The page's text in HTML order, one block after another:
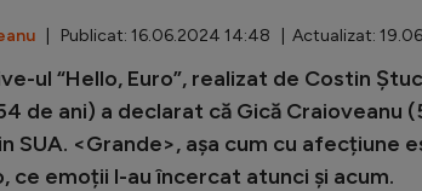
| Publicat: 16.06.2024 14:48 | Actualizat:
ul “Hello, Euro”, realizat de Costin
de ani) a declarat că Gică
SUA. <Grande>, așa cum cu
ce emoții l-au încercat atunci și acum.